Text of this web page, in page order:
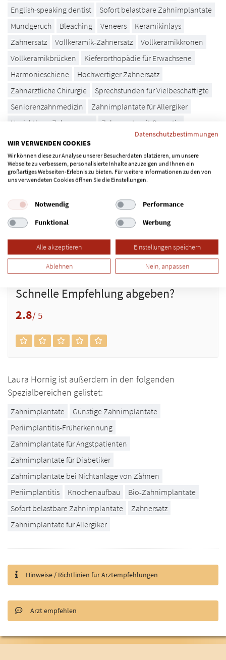
English-speaking dentist
Sofort belastbare Zahnimplantate
Mundgeruch
Bleaching Veneers
Keramikinlays
Zahnersatz
Vollkeramik-Zahnersatz
Vollkeramikkronen
Vollkeramikbrücken
Kieferorthopädie für Erwachsene
Harmonieschiene
Hochwertiger Zahnersatz
Zahnärztliche Chirurgie
Sprechstunden für Vielbeschäftigte
Seniorenzahnmedizin
Zahnimplantate für Allergiker
Unsichtbare Zahnspange
Zahnersatz mit Garantie
Parodontitis-Früherkennung
Familien
Sportmundschutz
Funktionskieferorthopädie
Kreidezähne
Zahnarztangst
Invisalign ®
Zahnbehandlung mit Laser
Zahnsanierung
Zahnschmerzen
Abendsprechstunde
Ästhetische Zahnmedizin
Implantologie aus einer Hand
Weisheitszähne entfernen
Zahnarzt für Angstpatienten
Schnelle Empfehlung abgeben?
2.8/ 5
Laura Hornig ist außerdem in den folgenden
Spezialbereichen gelistet:
Zahnimplantate
Günstige Zahnimplantate
Periimplantitis-Früherkennung
Zahnimplantate für Angstpatienten
Zahnimplantate für Diabetiker
Zahnimplantate bei Nichtanlage von Zähnen
Periimplantitis
Knochenaufbau
Bio-Zahnimplantate
Sofort belastbare Zahnimplantate
Zahnersatz
Zahnimplantate für Allergiker
Hinweise / Richtlinien für Arztempfehlungen
Arzt empfehlen
Datenschutzbestimmungen
WIR VERWENDEN COOKIES
Wir können diese zur Analyse unserer Besucherdaten platzieren, um unsere
Webseite zu verbessern, personalisierte Inhalte anzuzeigen und Ihnen ein
großartiges Webseiten-Erlebnis zu bieten. Für weitere Informationen zu den von
uns verwendeten Cookies öffnen Sie die Einstellungen.
Notwendig
Performance
Funktional
Werbung
Alle akzeptieren Einstellungen speichern
Ablehnen Nein, anpassen